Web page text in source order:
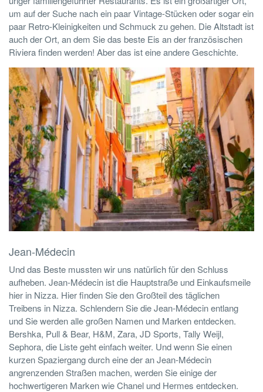
um auf der Suche nach ein paar Vintage-Stücken oder sogar ein
paar Retro-Kleinigkeiten und Schmuck zu gehen. Die Altstadt ist
auch der Ort, an dem Sie das beste Eis an der französischen
Riviera finden werden! Aber das ist eine andere Geschichte.
Jean-Médecin
Und das Beste mussten wir uns natürlich für den Schluss
aufheben. Jean-Médecin ist die Hauptstraße und Einkaufsmeile
hier in Nizza. Hier finden Sie den Großteil des täglichen
Treibens in Nizza. Schlendern Sie die Jean-Médecin entlang
und Sie werden alle großen Namen und Marken entdecken.
Bershka, Pull & Bear, H&M, Zara, JD Sports, Tally Weijl,
Sephora, die Liste geht einfach weiter. Und wenn Sie einen
kurzen Spaziergang durch eine der an Jean-Médecin
angrenzenden Straßen machen, werden Sie einige der
hochwertigeren Marken wie Chanel und Hermes entdecken.